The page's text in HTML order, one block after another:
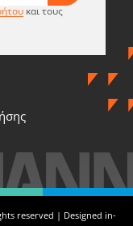
και τους
reserved | Designed in-